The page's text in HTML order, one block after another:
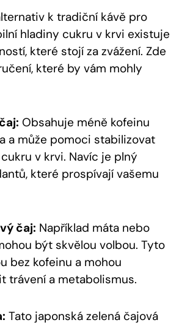
k tradiční kávě pro
hladiny cukru v krvi existuje
které stojí za zvážení. Zde
které by vám mohly
Obsahuje méně kofeinu
a může pomoci stabilizovat
v krvi. Navíc je plný
které prospívají vašemu
čaj: Například máta nebo
být skvělou volbou. Tyto
bez kofeinu a mohou
trávení a metabolismus.
Tato japonská zelená čajová